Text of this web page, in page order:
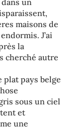
un
maisons de
J’ai
la
cherché autre
plat pays belge
sous un ciel
et
une